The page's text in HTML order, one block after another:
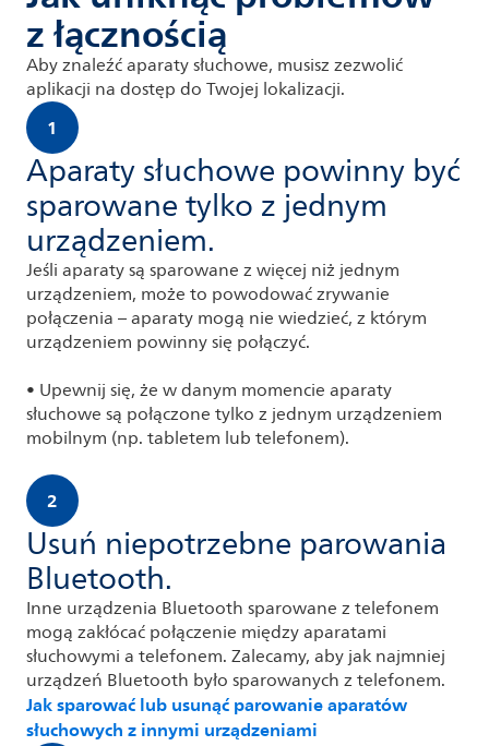
z łącznością
Aby znaleźć aparaty słuchowe, musisz zezwolić
aplikacji na dostęp do Twojej lokalizacji.
1
Aparaty słuchowe powinny być
sparowane tylko z jednym
urządzeniem.
Jeśli aparaty są sparowane z więcej niż jednym
urządzeniem, może to powodować zrywanie
połączenia – aparaty mogą nie wiedzieć, z którym
urządzeniem powinny się połączyć.
• Upewnij się, że w danym momencie aparaty
słuchowe są połączone tylko z jednym urządzeniem
mobilnym (np. tabletem lub telefonem).
2
Usuń niepotrzebne parowania
Bluetooth.
Inne urządzenia Bluetooth sparowane z telefonem
mogą zakłócać połączenie między aparatami
słuchowymi a telefonem. Zalecamy, aby jak najmniej
urządzeń Bluetooth było sparowanych z telefonem.
Jak sparować lub usunąć parowanie aparatów
słuchowych z innymi urządzeniami